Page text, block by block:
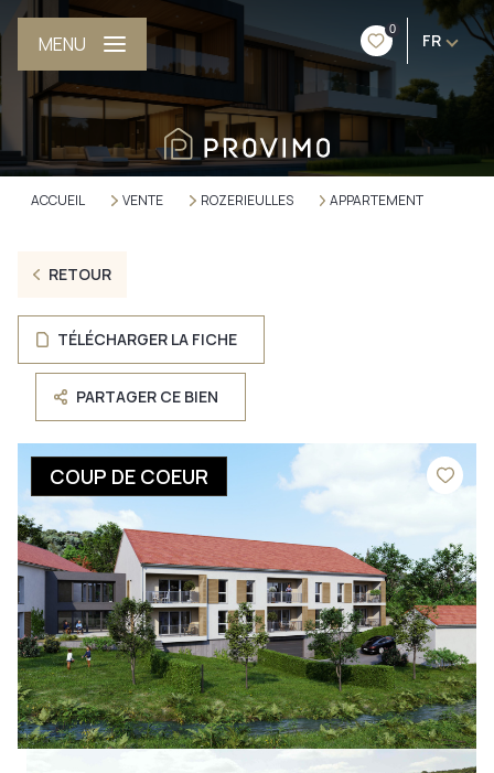
0
FR
MENU
ACCUEIL VENTE ROZERIEULLES APPARTEMENT
RETOUR
TÉLÉCHARGER LA FICHE
PARTAGER CE BIEN
COUP DE COEUR